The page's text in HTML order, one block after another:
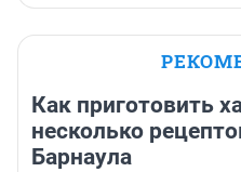
Как приготовить
несколько
Барнаула